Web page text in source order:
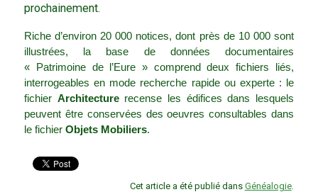
prochainement.
Riche d’environ 20 000 notices, dont près de 10 000 sont
illustrées, la base de données documentaires
« Patrimoine de l’Eure » comprend deux fichiers liés,
interrogeables en mode recherche rapide ou experte : le
fichier Architecturerecense les édifices dans lesquels
peuvent être conservées des oeuvres consultables dans
le fichierObjets Mobiliers.
Cet article a été publié dans Généalogie.